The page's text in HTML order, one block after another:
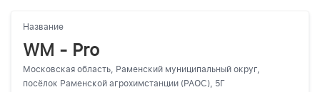
Название
WM - Pro
Московская область, Раменский муниципальный округ,
посёлок Раменской агрохимстанции (РАОС), 5Г